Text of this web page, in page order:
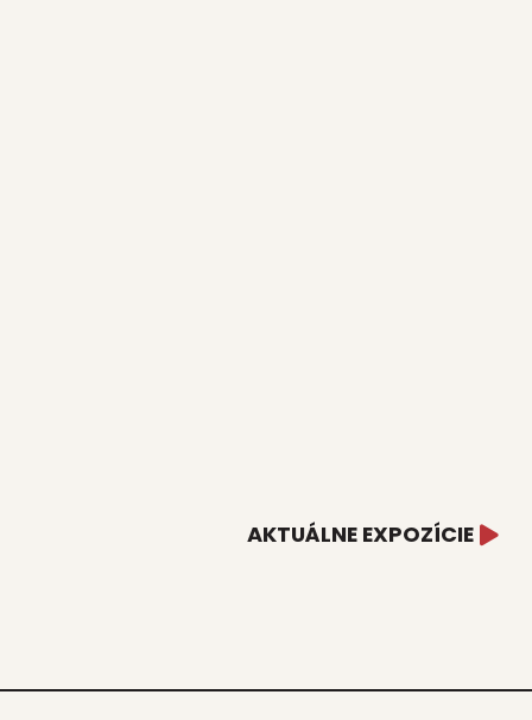
AKTUÁLNE EXPOZÍCIE